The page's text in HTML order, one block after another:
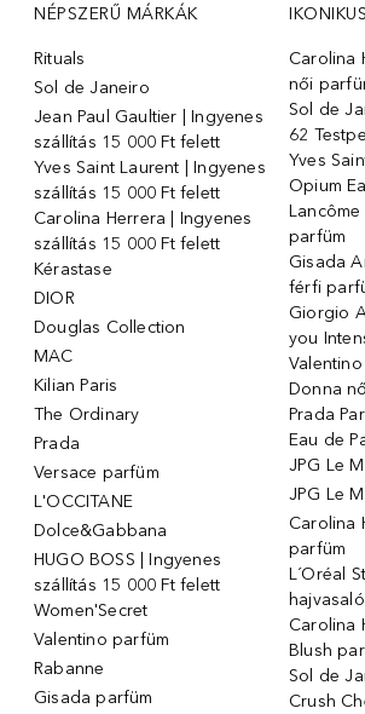
NÉPSZERŰ MÁRKÁK
Rituals
Sol de Janeiro
Jean Paul Gaultier | Ingyenes
szállítás 15 000 Ft felett
Yves Saint Laurent | Ingyenes
szállítás 15 000 Ft felett
Carolina Herrera | Ingyenes
szállítás 15 000 Ft felett
Kérastase
DIOR
Douglas Collection
MAC
Kilian Paris
The Ordinary
Prada
Versace parfüm
L'OCCITANE
Dolce&Gabbana
HUGO BOSS | Ingyenes
szállítás 15 000 Ft felett
Women'Secret
Valentino parfüm
Rabanne
Gisada parfüm
Carolina
női
Sol de
62
Yves
Opium
parfüm
Gisada
férfi
Giorgio
you
Donna
Prada
Eau de
JPG Le
JPG Le
Carolina
parfüm
L´Oréal
hajvasaló
Carolina
Blush
Sol de
Crush